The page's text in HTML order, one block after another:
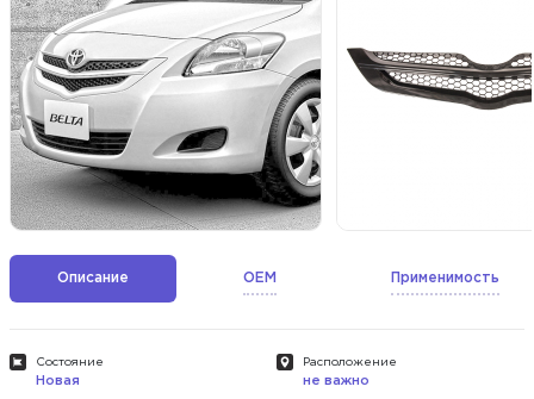
Описание OEM Применимость
Состояние
Новая
Расположение
не важно